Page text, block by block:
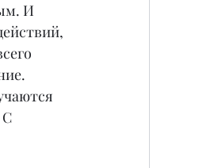
И
С